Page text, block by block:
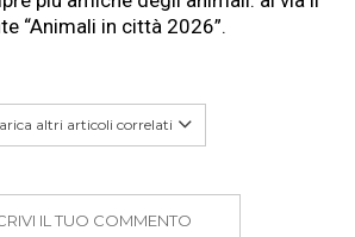
“Animali in città 2026”.
altri articoli correlati
IL TUO COMMENTO